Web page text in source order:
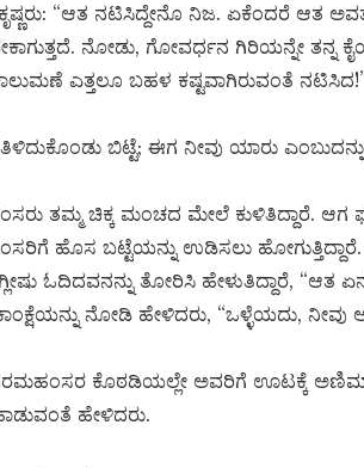
“ಆತ ನಟಿಸಿದ್ದೇನೊ ನಿಜ. ಏಕೆಂದರೆ ಆತ
ನೋಡು, ಗೋವರ್ಧನ ಗಿರಿಯನ್ನೇ ತನ್ನ
ಎತ್ತಲೂ ಬಹಳ ಕಷ್ಟವಾಗಿರುವಂತೆ
ಬಿಟ್ಟೆ; ಈಗ ನೀವು ಯಾರು
ತಮ್ಮ ಚಿಕ್ಕ ಮಂಚದ ಮೇಲೆ ಕುಳಿತಿದ್ದಾರೆ. ಆಗ
ಹೊಸ ಬಟ್ಟೆಯನ್ನು ಉಡಿಸಲು ಹೋಗುತ್ತಿದ್ದಾರೆ.
ಓದಿದವನನ್ನು ತೋರಿಸಿ ಹೇಳುತಿದ್ದಾರೆ, “ಆತ
ನೋಡಿ ಹೇಳಿದರು, “ಒಳ್ಳೆಯದು, ನೀವು
ಕೊಠಡಿಯಲ್ಲೇ ಅವರಿಗೆ ಊಟಕ್ಕೆ
ಹೇಳಿದರು.